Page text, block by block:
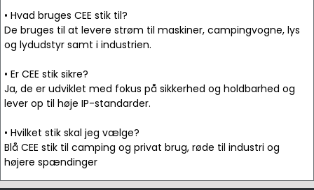
• Hvad bruges CEE stik til?
De bruges til at levere strøm til maskiner, campingvogne, lys
og lydudstyr samt i industrien.
• Er CEE stik sikre?
Ja, de er udviklet med fokus på sikkerhed og holdbarhed og
lever op til høje IP-standarder.
• Hvilket stik skal jeg vælge?
Blå CEE stik til camping og privat brug, røde til industri og
højere spændinger